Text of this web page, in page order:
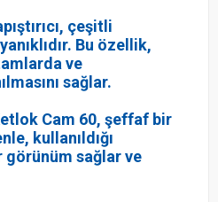
çeşitli
Bu özellik,
ve
sağlar.
Cam 60, şeffaf bir
kullanıldığı
sağlar ve